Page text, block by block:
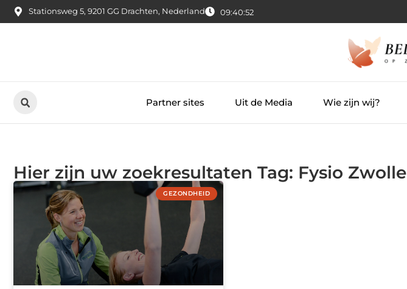
Stationsweg 5, 9201 GG Drachten, Nederland 09:40:52
Partner sites Uit de Media Wie zijn wij?
Hier zijn uw zoekresultaten Tag: Fysio Zwolle
GEZONDHEID